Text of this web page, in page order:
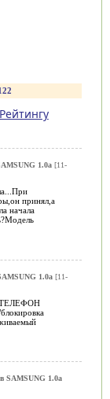
Рейтингу
1.0a[11-
принял,а
начала
1.0a[11-
SAMSUNG 1.0a